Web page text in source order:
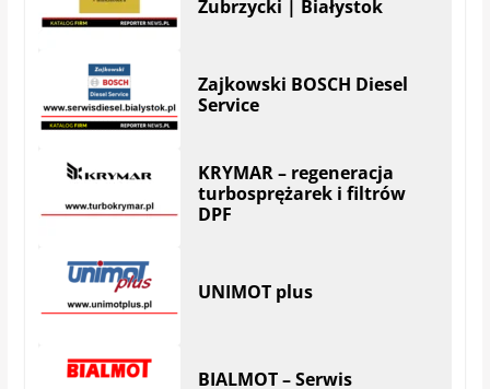
Service
turbosprężarek i filtrów
DPF
Wielomarkowy